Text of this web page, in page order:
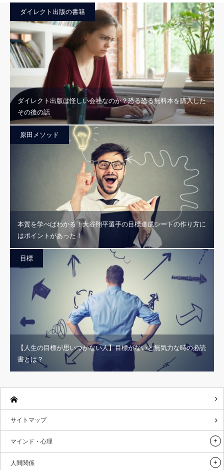
ダイレクト出版の書籍
ダイレクト出版は怪しい会社なのか？恐る恐る無料本を購入した
その後の話
原田メソッド
本質を学べばわかる！大谷翔平選手の目標達成シートの作り方に
はポイントがあった！
目標
【人生の目標が思いつかない人】目標がないと無気力な時の必読
書とは？
サイトマップ
マインド・心理
人間関係